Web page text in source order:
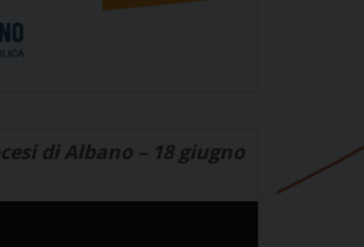
di Albano – 18 giugno